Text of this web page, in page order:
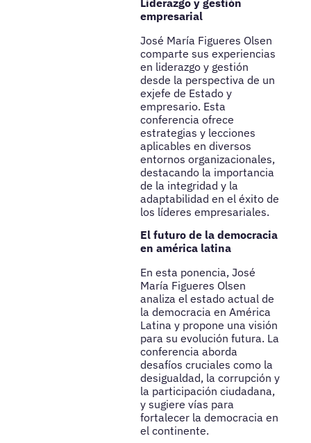
empresarial
José María Figueres Olsen
comparte sus experiencias
en liderazgo y gestión
desde la perspectiva de un
exjefe de Estado y
empresario. Esta
conferencia ofrece
estrategias y lecciones
aplicables en diversos
entornos organizacionales,
destacando la importancia
de la integridad y la
adaptabilidad en el éxito de
los líderes empresariales.
El futuro de la democracia
en américa latina
En esta ponencia, José
María Figueres Olsen
analiza el estado actual de
la democracia en América
Latina y propone una visión
para su evolución futura. La
conferencia aborda
desafíos cruciales como la
desigualdad, la corrupción y
la participación ciudadana,
y sugiere vías para
fortalecer la democracia en
el continente.